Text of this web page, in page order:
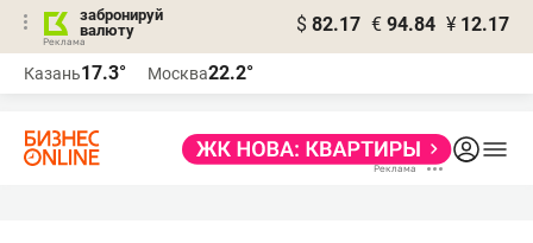
забронируй
валюту
$ 82.17 € 94.84 ¥ 12.17
Казань17.3° Москва22.2°